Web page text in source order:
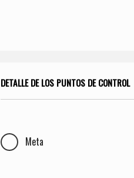
DETALLE DE LOS PUNTOS DE CONTROL
Meta